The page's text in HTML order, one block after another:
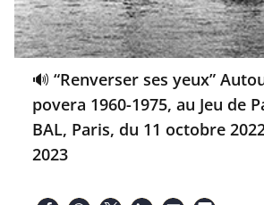
🔊 “Renverser ses yeux”
povera 1960-1975, au Jeu de
BAL, Paris, du 11 octobre
2023